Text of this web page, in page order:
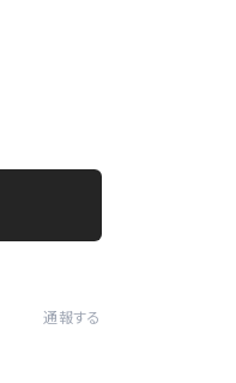
通報する